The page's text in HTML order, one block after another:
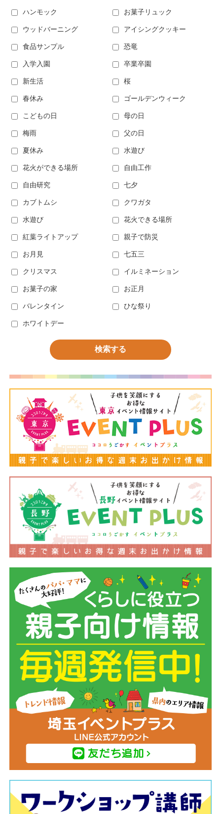
ハンモック お菓子リュック
ウッドバーニング アイシングクッキー
食品サンプル 恐竜
入学入園 卒業卒園
新生活 桜
春休み ゴールデンウィーク
こどもの日 母の日
梅雨 父の日
夏休み 水遊び
花火ができる場所 自由工作
自由研究 七夕
カブトムシ クワガタ
水遊び 花火できる場所
紅葉ライトアップ 親子で防災
お月見 七五三
クリスマス イルミネーション
お菓子の家 お正月
バレンタイン ひな祭り
ホワイトデー